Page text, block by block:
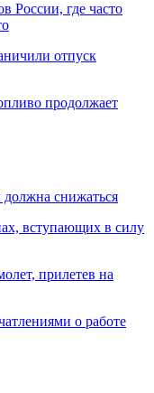
России, где часто
отпуск
продолжает
должна снижаться
вступающих в силу
прилетев на
о работе